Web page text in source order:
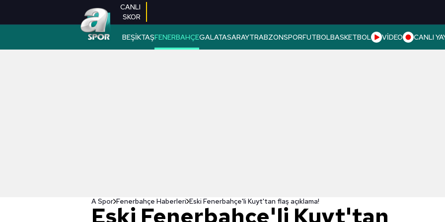
CANLI
SKOR
BEŞİKTAŞFENERBAHÇEGALATASARAYTRABZONSPORFUTBOLBASKETBOL VİDEO CANLI
A Spor Fenerbahçe Haberleri Eski Fenerbahçe'li Kuyt'tan flaş açıklama!
Eski Fenerbahçe'li Kuyt'tan